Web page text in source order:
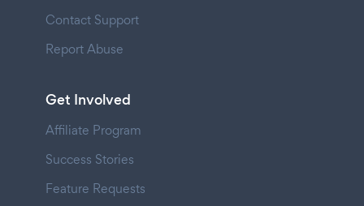
Contact Support
Report Abuse
Get Involved
Affiliate Program
Success Stories
Feature Requests